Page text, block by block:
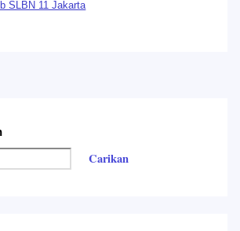
SLBN 11 Jakarta
Carikan